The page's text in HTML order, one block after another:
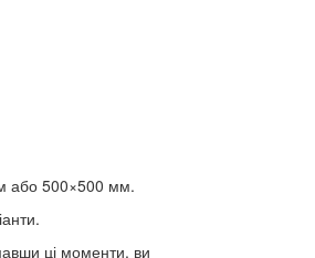
або 500×500 мм.
ці моменти, ви